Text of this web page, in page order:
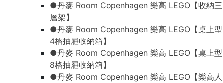
●丹麥 Room Copenhagen 樂高 LEGO【收納三
層架】
●丹麥 Room Copenhagen 樂高 LEGO【桌上型
4格抽屜收納箱】
●丹麥 Room Copenhagen 樂高 LEGO【桌上型
8格抽屜收納箱】
●丹麥 Room Copenhagen 樂高 LEGO【樂高人